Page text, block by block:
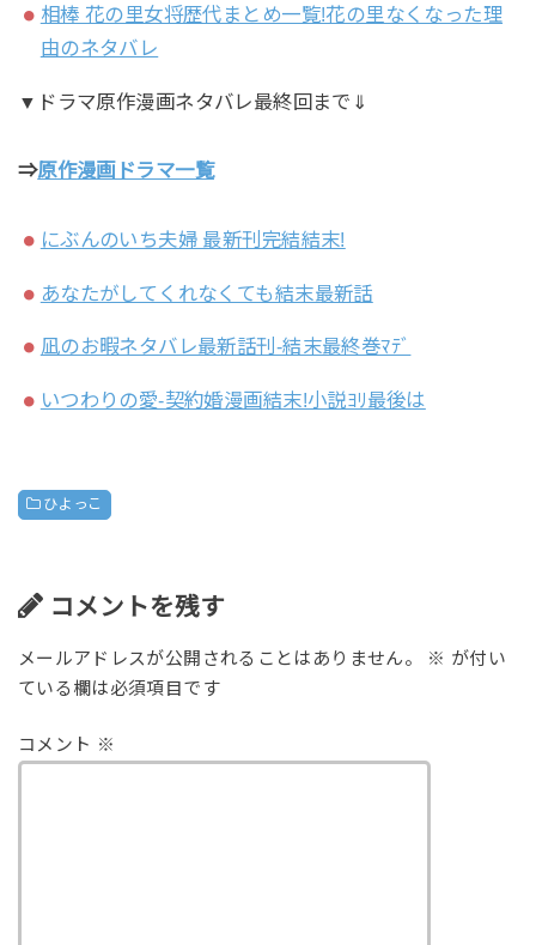
相棒 花の里女将歴代まとめ一覧!花の里なくなった理
由のネタバレ
▼ドラマ原作漫画ネタバレ最終回まで⇓
⇒原作漫画ドラマ一覧
にぶんのいち夫婦 最新刊完結結末!
あなたがしてくれなくても結末最新話
凪のお暇ネタバレ最新話刊-結末最終巻ﾏﾃﾞ
いつわりの愛‐契約婚漫画結末!小説ﾖﾘ最後は
ひよっこ
コメントを残す
メールアドレスが公開されることはありません。 ※ が付い
ている欄は必須項目です
コメント ※